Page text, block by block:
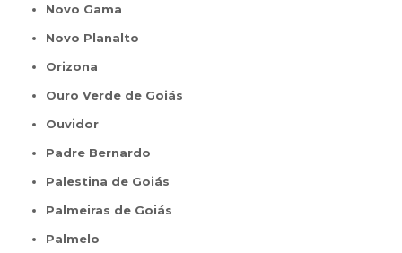
Novo Gama
Novo Planalto
Orizona
Ouro Verde de Goiás
Ouvidor
Padre Bernardo
Palestina de Goiás
Palmeiras de Goiás
Palmelo